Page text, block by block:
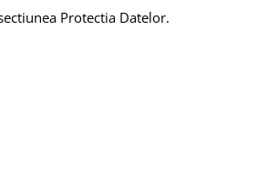
Protectia Datelor.